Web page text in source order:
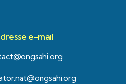
e-mail